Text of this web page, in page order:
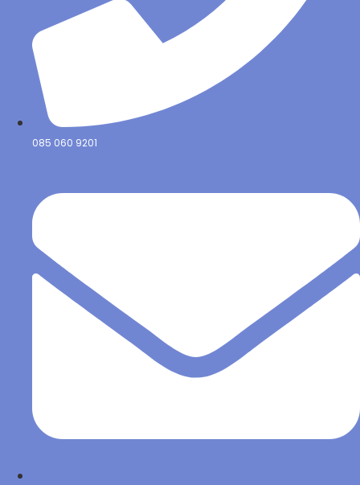
085 060 9201